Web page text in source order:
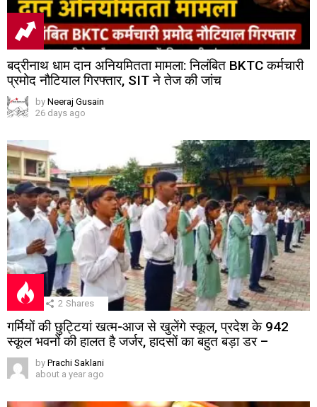
बद्रीनाथ धाम दान अनियमितता मामला: निलंबित BKTC कर्मचारी
प्रमोद नौटियाल गिरफ्तार, SIT ने तेज की जांच
by Neeraj Gusain
26 days ago
2 Shares
गर्मियों की छुट्टियां खत्म-आज से खुलेंगे स्कूल, प्रदेश के 942
स्कूल भवनों की हालत है जर्जर, हादसों का बहुत बड़ा डर –
by Prachi Saklani
about a year ago